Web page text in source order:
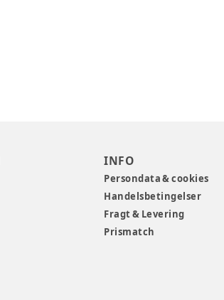
INFO
Persondata & cookies
Handelsbetingelser
Fragt & Levering
Prismatch